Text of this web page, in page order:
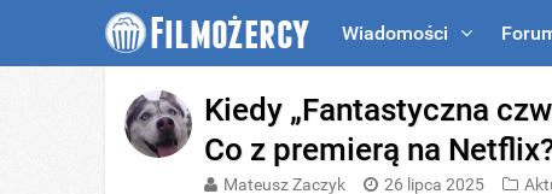
Wiadomości
Kiedy „Fantastyczna
Co z premierą na
Mateusz Zaczyk 26 lipca 2025